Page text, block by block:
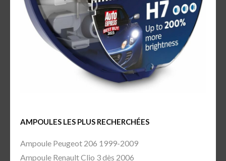
AMPOULES LES PLUS RECHERCHÉES
Ampoule Peugeot 206 1999-2009
Ampoule Renault Clio 3 dès 2006